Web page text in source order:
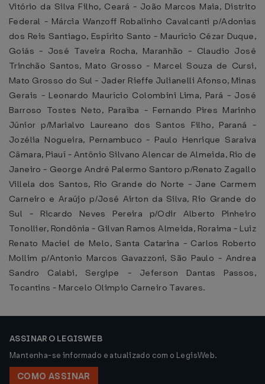
Vitório da Silva Filho, Ceará - João Marcos Maia, Distrito
Federal - Márcia Wanzoff Robalinho Cavalcanti p/Adonias
dos Reis Santiago, Espírito Santo - Maurício Cézar Duque,
Goiás - José Taveira Rocha, Maranhão - Claudio José
Trinchão Santos, Mato Grosso - Marcel Souza de Cursi,
Mato Grosso do Sul - Jader Rieffe Julianelli Afonso, Minas
Gerais - Leonardo Maurício Colombini Lima, Pará - José
Barroso Tostes Neto, Paraíba - Fernando Pires Marinho
Júnior p/Marialvo Laureano dos Santos Filho, Paraná -
Jozélia Nogueira, Pernambuco - Paulo Henrique Saraiva
Câmara, Piauí - Antônio Silvano Alencar de Almeida, Rio de
Janeiro - George André Palermo Santoro p/Renato Zagallo
Villela dos Santos, Rio Grande do Norte - Jane Carmem
Carneiro e Araújo p/José Airton da Silva, Rio Grande do
Sul - Ricardo Neves Pereira p/Odir Alberto Pinheiro
Tonollier, Rondônia - Gilvan Ramos Almeida, Roraima - Luiz
Renato Maciel de Melo, Santa Catarina - Carlos Roberto
Mollim p/Antonio Marcos Gavazzoni, São Paulo - Andrea
Sandro Calabi, Sergipe - Jeferson Dantas Passos,
Tocantins - Marcelo Olimpio Carneiro Tavares.
ASSINAR O LEGISWEB
Mantenha-se informado e atualizado com o LegisWeb.
COMO ASSINAR